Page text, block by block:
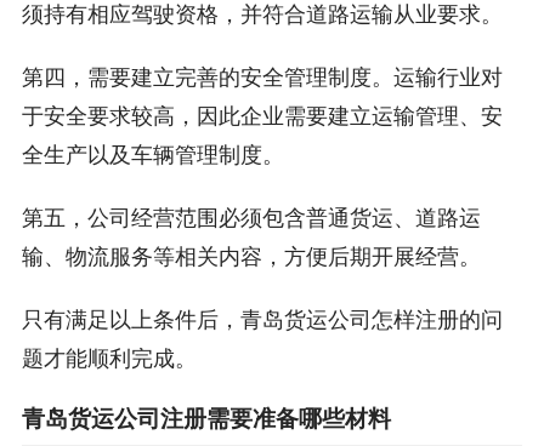
须持有相应驾驶资格，并符合道路运输从业要求。
第四，需要建立完善的安全管理制度。运输行业对
于安全要求较高，因此企业需要建立运输管理、安
全生产以及车辆管理制度。
第五，公司经营范围必须包含普通货运、道路运
输、物流服务等相关内容，方便后期开展经营。
只有满足以上条件后，青岛货运公司怎样注册的问
题才能顺利完成。
青岛货运公司注册需要准备哪些材料